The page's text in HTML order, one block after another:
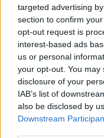
targeted advertising
section to confirm
opt-out request is
interest-based ads
us or personal
your opt-out. You
disclosure of your
IAB’s list of
also be disclosed by
Downstream